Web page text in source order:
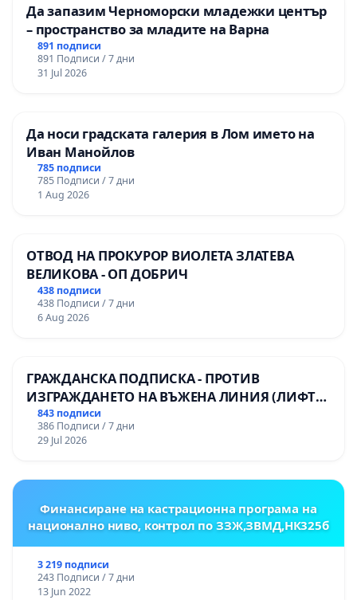
Да запазим Черноморски младежки център
– пространство за младите на Варна
891 подписи
891 Подписи / 7 дни
31 Jul 2026
Да носи градската галерия в Лом името на
Иван Манойлов
785 подписи
785 Подписи / 7 дни
1 Aug 2026
ОТВОД НА ПРОКУРОР ВИОЛЕТА ЗЛАТЕВА
ВЕЛИКОВА - ОП ДОБРИЧ
438 подписи
438 Подписи / 7 дни
6 Aug 2026
ГРАЖДАНСКА ПОДПИСКА - ПРОТИВ
ИЗГРАЖДАНЕТО НА ВЪЖЕНА ЛИНИЯ (ЛИФТ)
НА ТЕРИТОРИЯТА НА ПРИРОДНА
ЗАБЕЛЕЖИТЕЛНОСТ „ХЪЛМ НА
ОСВОБОДИТЕЛИТЕ“ (БУНАРДЖИК)
843 подписи
386 Подписи / 7 дни
29 Jul 2026
Финансиране на кастрационна програма на
национално ниво, контрол по ЗЗЖ,ЗВМД,НК325б
3 219 подписи
243 Подписи / 7 дни
13 Jun 2022